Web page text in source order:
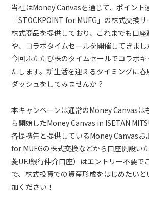
当社はMoney Canvasを通じて、ポイント
「STOCKPOINT for MUFG」の株式交換
株式商品を提供しており、これまでも口座
や、コラボタイムセールを開催してきまし
今回ふたたび株のタイムセールでコラボ
たします。新生活を迎えるタイミングに春
ダッシュをしてみませんか？
本キャンペーンは通常のMoney Canvasは
ら開始したMoney Canvas in ISETAN
各提携先と提供しているMoney Canvasお
for MUFGの株式交換などから口座開設い
菱UFJ銀行仲介口座）はエントリー不要で
で、株式投資での資産形成をはじめたい
加ください！